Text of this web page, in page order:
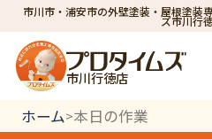
市川市・浦安市の外壁塗装・屋根塗装
ズ市川行
市川行徳店
ホーム>本日の作業